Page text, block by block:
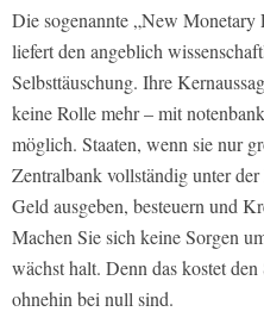
Die sogenannte „New
liefert den angeblich
Selbsttäuschung. Ihre
keine Rolle mehr – mit
möglich. Staaten, wenn sie nur
Zentralbank vollständig unter
Geld ausgeben, besteuern und
Machen Sie sich keine Sorgen
wächst halt. Denn das kostet
ohnehin bei null sind.